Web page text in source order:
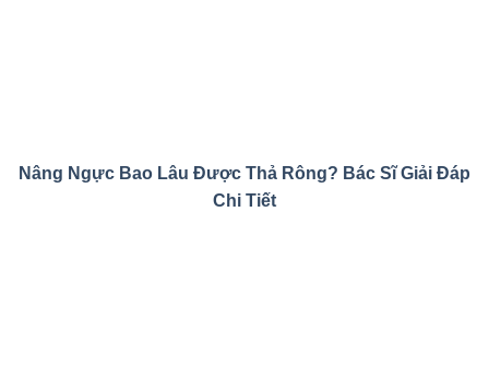
Nâng Ngực Bao Lâu Được Thả Rông? Bác Sĩ Giải Đáp
Chi Tiết